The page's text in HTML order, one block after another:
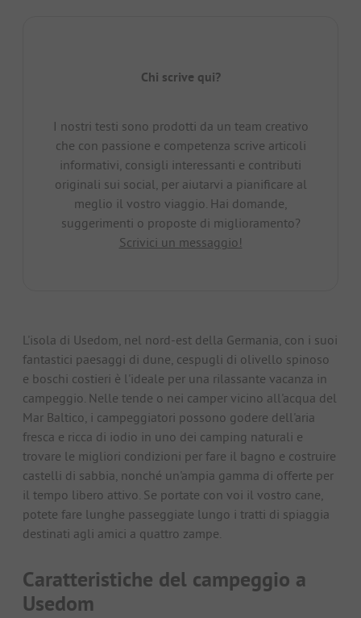
Chi scrive qui?
I nostri testi sono prodotti da un team creativo
che con passione e competenza scrive articoli
informativi, consigli interessanti e contributi
originali sui social, per aiutarvi a pianificare al
meglio il vostro viaggio. Hai domande,
suggerimenti o proposte di miglioramento?
Scrivici un messaggio!
L'isola di Usedom, nel nord-est della Germania, con i suoi
fantastici paesaggi di dune, cespugli di olivello spinoso
e boschi costieri è l'ideale per una rilassante vacanza in
campeggio. Nelle tende o nei camper vicino all'acqua del
Mar Baltico, i campeggiatori possono godere dell'aria
fresca e ricca di iodio in uno dei camping naturali e
trovare le migliori condizioni per fare il bagno e costruire
castelli di sabbia, nonché un'ampia gamma di offerte per
il tempo libero attivo. Se portate con voi il vostro cane,
potete fare lunghe passeggiate lungo i tratti di spiaggia
destinati agli amici a quattro zampe.
Caratteristiche del campeggio a
Usedom